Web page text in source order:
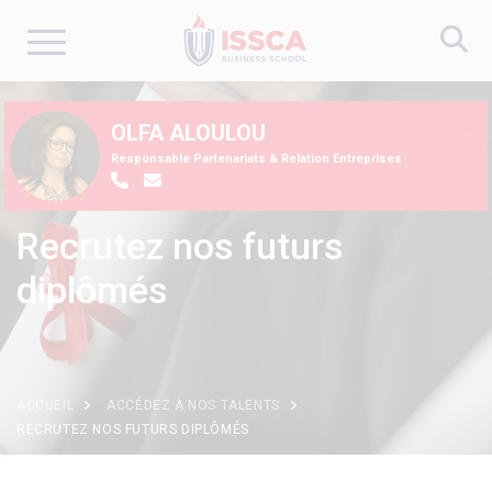
au
contenu
principal
Recrutez nos futurs
diplômés
ACCUEIL
ACCÉDEZ À NOS TALENTS
RECRUTEZ NOS FUTURS DIPLÔMÉS
OLFA ALOULOU
Responsable Partenariats & Relation Entreprises